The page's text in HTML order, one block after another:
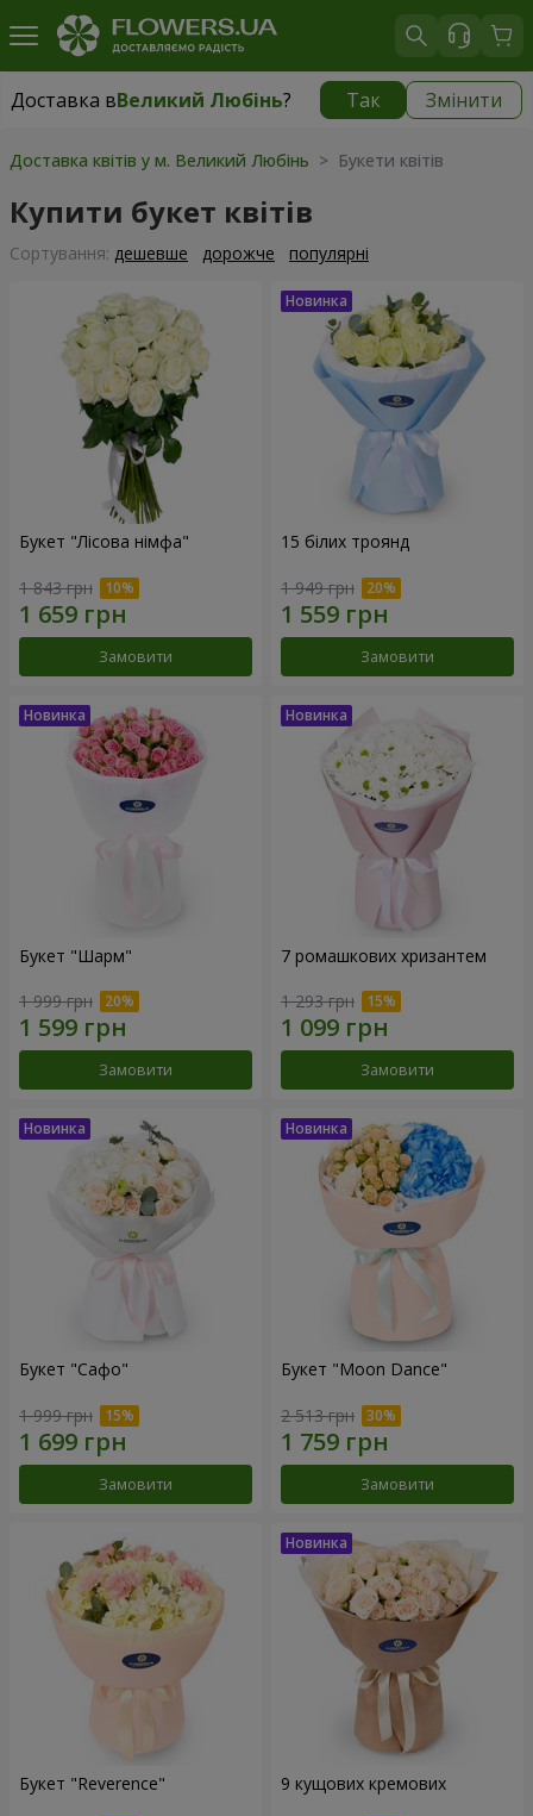
Доставка вВеликий Любінь? Так Змінити
Доставка вВеликий Любінь|508 грн
Доставка квітів у м. Великий Любінь > Букети квітів
Купити букет квітів
Сортування: дешевше дорожче популярні
Букет "Лісова німфа"
1 843 грн
Замовити
15 білих троянд
1 949 грн
Замовити
Букет "Шарм"
1 999 грн
Замовити
7 ромашкових хризантем
1 293 грн
Замовити
Букет "Сафо"
1 999 грн
Замовити
Букет "Moon Dance"
2 513 грн
Замовити
Букет "Reverence" 9 кущових кремових